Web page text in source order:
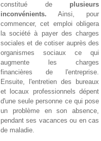
constitué de plusieurs
inconvénients. Ainsi, pour
commencer, cet emploi obligera
la société à payer des charges
sociales et de cotiser auprès des
organismes sociaux ce qui
augmente les charges
financières de l'entreprise.
Ensuite, l'entretien des bureaux
et locaux professionnels dépent
d'une seule personne ce qui pose
un problème en son absence,
pendant ses vacances ou en cas
de maladie.